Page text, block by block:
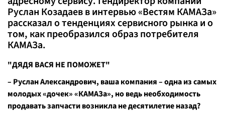
Руслан Козадаев в интервью «Вестям КАМАЗа»
рассказал о тенденциях сервисного рынка и о
том, как преобразился образ потребителя
КАМАЗа.
"ДЯДЯ ВАСЯ НЕ ПОМОЖЕТ"
– Руслан Александрович, ваша компания – одна из самых
молодых «дочек» «КАМАЗа», но ведь необходимость
продавать запчасти возникла не десятилетие назад?